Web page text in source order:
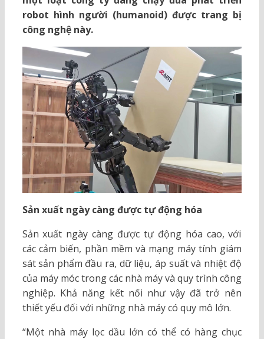
robot hình người (humanoid) được trang bị
công nghệ này.
Sản xuất ngày càng được tự động hóa
Sản xuất ngày càng được tự động hóa cao, với
các cảm biến, phần mềm và mạng máy tính giám
sát sản phẩm đầu ra, dữ liệu, áp suất và nhiệt độ
của máy móc trong các nhà máy và quy trình công
nghiệp. Khả năng kết nối như vậy đã trở nên
thiết yếu đối với những nhà máy có quy mô lớn.
“Một nhà máy lọc dầu lớn có thể có hàng chục